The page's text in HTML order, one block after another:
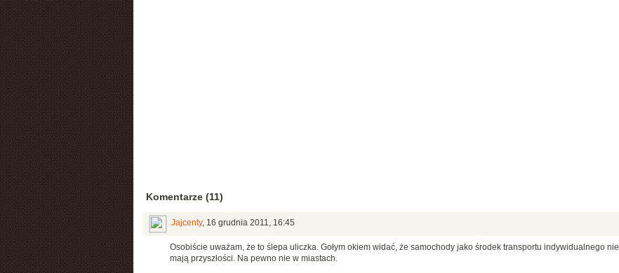
Komentarze (11)
Jajcenty, 16 grudnia 2011, 16:45
Osobiście uważam, że to ślepa uliczka. Gołym okiem widać, że samochody jako środek transportu indywidualnego nie
mają przyszłości. Na pewno nie w miastach.